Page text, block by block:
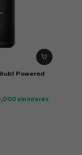
Powered
sin interés